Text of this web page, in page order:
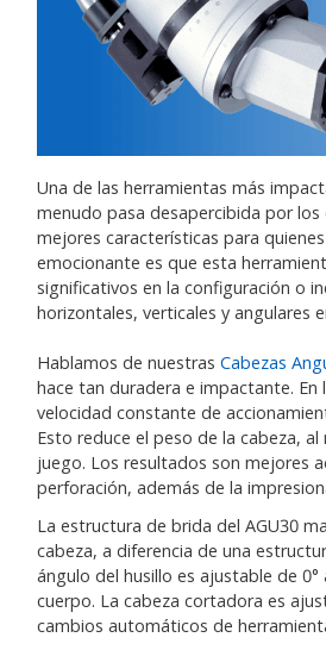
Una de las herramientas más
menudo pasa desapercibida por
mejores características para
emocionante es que esta
significativos en la configuración o
horizontales, verticales y angulares
Hablamos de nuestras Cabezas
hace tan duradera e impactante.
velocidad constante de
Esto reduce el peso de la cabeza,
juego. Los resultados son mejores
perforación, además de la
La estructura de brida del AGU30
cabeza, a diferencia de una
ángulo del husillo es ajustable de
cuerpo. La cabeza cortadora es
cambios automáticos de